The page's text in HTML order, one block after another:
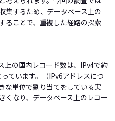
集するため、データベース上の
ることで、重複した経路の探索
上の国内レコード数は、IPv4で約
ています。（IPv6アドレスにつ
な単位で割り当てをしている実
くなり、データベース上のレコー